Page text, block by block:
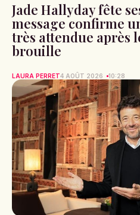
Jade Hallyday fête
message confirme
très attendue après
brouille
LAURA PERRET4 AOÛT 2026 10:28